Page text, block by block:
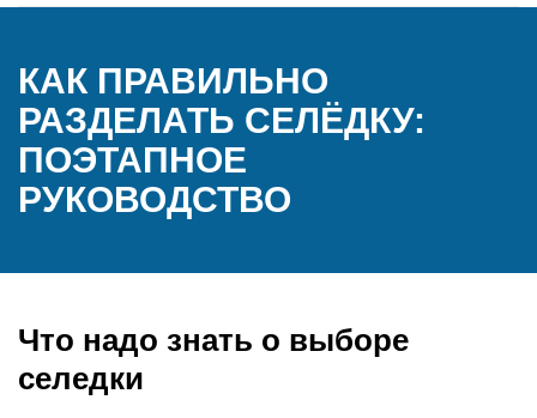
КАК ПРАВИЛЬНО
РАЗДЕЛАТЬ СЕЛЁДКУ:
ПОЭТАПНОЕ
РУКОВОДСТВО
Что надо знать о выборе
селедки